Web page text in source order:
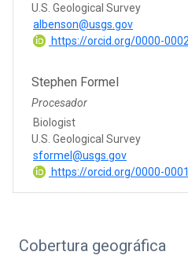
U.S. Geological Survey
albenson@usgs.gov
https://orcid.org/0000-
Stephen Formel
Procesador
Biologist
U.S. Geological Survey
sformel@usgs.gov
https://orcid.org/0000-
Cobertura geográfica